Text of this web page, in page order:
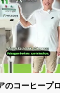
カラーソー